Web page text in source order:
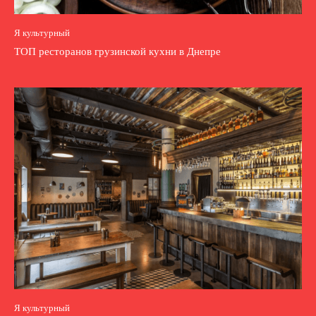
Я культурный
ТОП ресторанов грузинской кухни в Днепре
Я культурный